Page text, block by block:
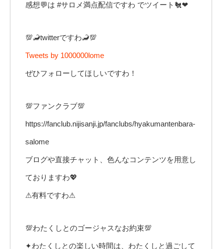
感想💬は #サロメ満点配信ですわ でツイート🐔❤
💯🦂twitterですわ🦂💯
Tweets by 1000000lome
ぜひフォローしてほしいですわ！
💯ファンクラブ💯
https://fanclub.nijisanji.jp/fanclubs/hyakumantenbara-
salome
ブログや直接チャット、色んなコンテンツを用意し
ておりますわ💖
⚠有料ですわ⚠
💯わたくしとのゴージャスなお約束💯
✦わたくしとの楽しい時間は、わたくしと過ごして